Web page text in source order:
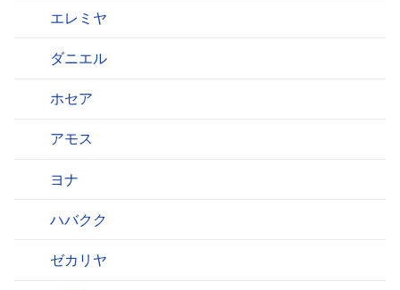
エレミヤ
ダニエル
ホセア
アモス
ヨナ
ハバクク
ゼカリヤ